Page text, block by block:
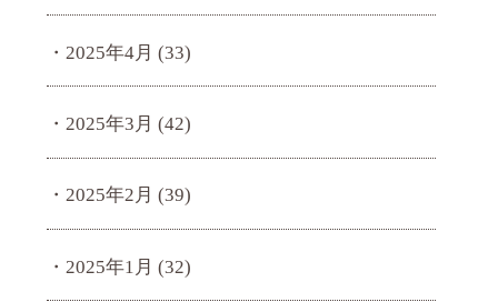
2025年4月 (33)
2025年3月 (42)
2025年2月 (39)
2025年1月 (32)